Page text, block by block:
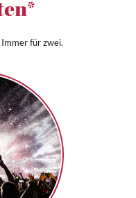
für zwei.